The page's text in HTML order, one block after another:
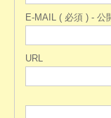
E-MAIL ( 必須 ) - 公
URL